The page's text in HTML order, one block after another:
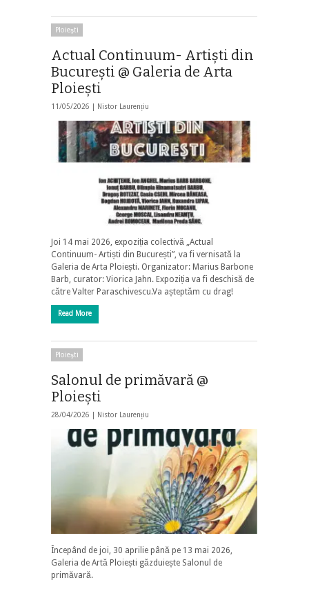
Ploieşti
Actual Continuum- Artiști din
București @ Galeria de Arta
Ploiești
11/05/2026 | Nistor Laurențiu
Joi 14 mai 2026, expoziția colectivă „Actual
Continuum- Artiști din București”, va fi vernisată la
Galeria de Arta Ploiești. Organizator: Marius Barbone
Barb, curator: Viorica Jahn. Expoziția va fi deschisă de
către Valter Paraschivescu.Va așteptăm cu drag!
Read More
Ploieşti
Salonul de primăvară @
Ploiești
28/04/2026 | Nistor Laurențiu
Începând de joi, 30 aprilie până pe 13 mai 2026,
Galeria de Artă Ploiești găzduiește Salonul de
primăvară.